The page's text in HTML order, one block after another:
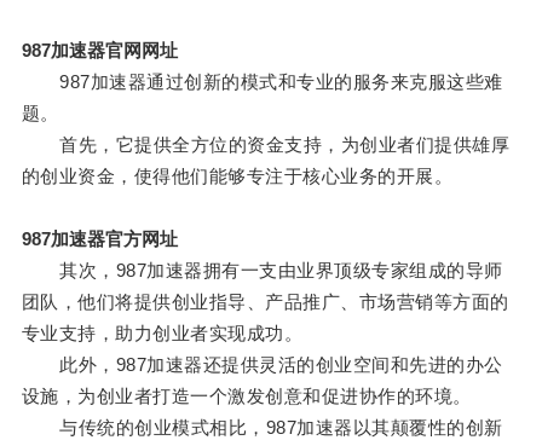
987加速器官网网址
987加速器通过创新的模式和专业的服务来克服这些难
题。
首先，它提供全方位的资金支持，为创业者们提供雄厚
的创业资金，使得他们能够专注于核心业务的开展。
987加速器官方网址
其次，987加速器拥有一支由业界顶级专家组成的导师
团队，他们将提供创业指导、产品推广、市场营销等方面的
专业支持，助力创业者实现成功。
此外，987加速器还提供灵活的创业空间和先进的办公
设施，为创业者打造一个激发创意和促进协作的环境。
与传统的创业模式相比，987加速器以其颠覆性的创新